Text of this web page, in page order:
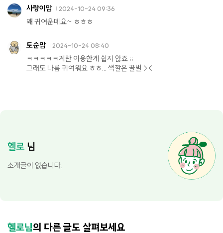
사랑이맘 2024-10-24 09:36
왜 귀여운데요~ ㅎㅎㅎ
토순맘 2024-10-24 08:40
ㅋㅋㅋㅋㅋ계란 이용한게 쉽지 않죠 ;;
그래도 나름 귀여워요 ㅎㅎ... 색깔은 꿀벌 ><
헬로 님
소개글이 없습니다.
헬로님의 다른 글도 살펴보세요